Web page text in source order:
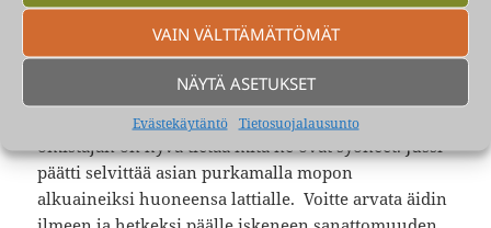
VAIN VÄLTTÄMÄTTÖMÄT
NÄYTÄ ASETUKSET
Evästekäytäntö Tietosuojalausunto
hämäräkin tarkkuutta vaativiin toimiin, Jussi
ratkaisi asian kantamalla mopon yläkertaan, omaan
huoneeseensa.
Talviteloille asetettavat moottorikäyttöiset laitteet
kun on hyvä huoltaa perusteellisesti ja muutenkin
omistajan on hyvä tietää mitä ne ovat syöneet. Jussi
päätti selvittää asian purkamalla mopon
alkuaineiksi huoneensa lattialle. Voitte arvata äidin